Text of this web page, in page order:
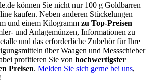
können Sie nicht nur 100 g Goldbarren
kaufen. Neben anderen Stückelungen
und einem Kilogramm zu Top-Preisen
und Anlagemünzen, Informationen zu
und das erforderliche Zubehör für Ihre
über Waagen und Messschieber
profitieren Sie von hochwertigster
Preisen. Melden Sie sich gerne bei uns,